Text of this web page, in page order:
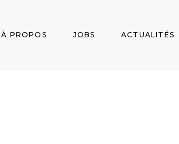
À PROPOS JOBS ACTUALITÉS